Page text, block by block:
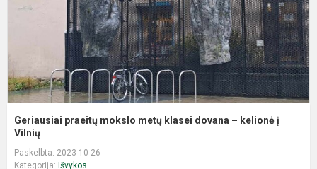
Geriausiai praeitų mokslo metų klasei dovana – kelionė į
Vilnių
Paskelbta: 2023-10-26
Kategorija: Išvykos